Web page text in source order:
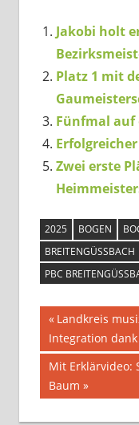
Jakobi holt
Platz 1 mit
Fünfmal auf
Zwei erste
2025 BOGEN
BREITENGÜSSBACH
PBC
Vorheriger
Beitrag:
Landkreis
Integration
Nächster
Beitrag:
Mit Erklärvideo:
Baum